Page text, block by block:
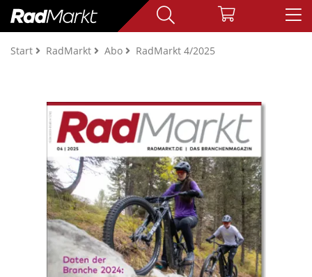
Start RadMarkt Abo RadMarkt 4/2025